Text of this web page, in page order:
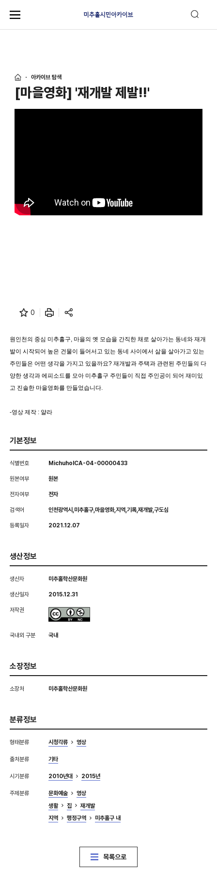
아카이브 탐색
[마을영화] '재개발 제발!!'
0
원인천의 중심 미추홀구, 마을의 옛 모습을 간직한 채로 살아가는 동네와 재개
발이 시작되어 높은 건물이 들어서고 있는 동네 사이에서 삶을 살아가고 있는
주민들은 어떤 생각을 가지고 있을까요? 재개발과 주택과 관련된 주민들의 다
양한 생각과 에피소드를 모아 미추홀구 주민들이 직접 주인공이 되어 재미있
고 진솔한 마을영화를 만들었습니다.
-영상 제작 : 얄라
기본정보
식별번호 MichuholCA-04-00000433
원본여부 원본
전자여부 전자
검색어 인천광역시,미추홀구,마을영화,지역,기록,재개발,구도심
등록일자 2021.12.07
생산정보
생산자 미추홀학산문화원
생산일자 2015.12.31
저작권
국내외 구분 국내
소장정보
소장처 미추홀학산문화원
분류정보
형태분류 시청각류 영상
출처분류 기타
시기분류 2010년대 2015년
주제분류 문화예술
영상
생활
집
재개발
지역
행정구역 미추홀구 내
목록으로